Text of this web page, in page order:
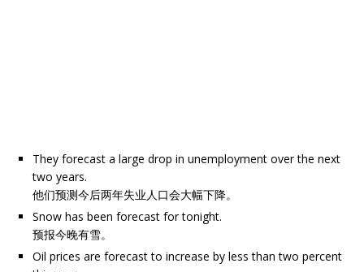
They forecast a large drop in unemployment over the next
two years.
他们预测今后两年失业人口会大幅下降。
Snow has been forecast for tonight.
预报今晚有雪。
Oil prices are forecast to increase by less than two percent